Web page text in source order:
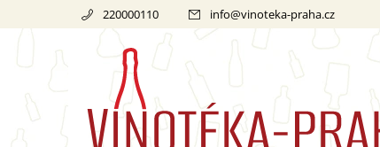
220000110 info@vinoteka-praha.cz